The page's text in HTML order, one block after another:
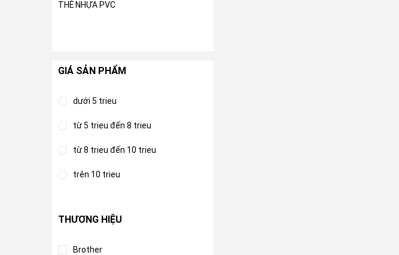
THẺ NHỰA PVC
GIÁ SẢN PHẨM
dưới 5 trieu
từ 5 trieu đến 8 trieu
từ 8 trieu đến 10 trieu
trên 10 trieu
THƯƠNG HIỆU
Brother